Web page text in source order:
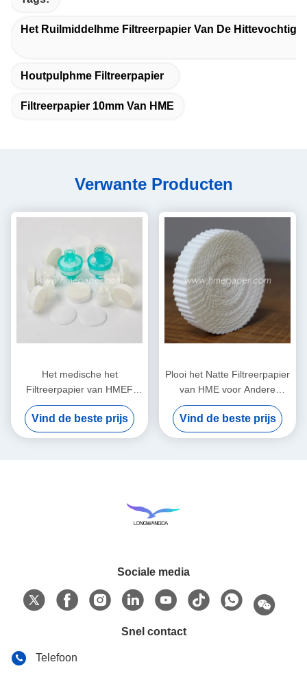
Het Ruilmiddelhme Filtreerpapier Van De
Houtpulphme Filtreerpapier
Filtreerpapier 10mm Van HME
Verwante Producten
Het medische het
Filtreerpapier van HMEF
HME GolfFiltreerpapier van
de Ademhalingskring Filter
Vind de beste prijs
Plooi het Natte Filtreerpapier
van HME voor Andere
Medische Comsumables
Vind de beste prijs
Sociale media
Snel contact
Telefoon